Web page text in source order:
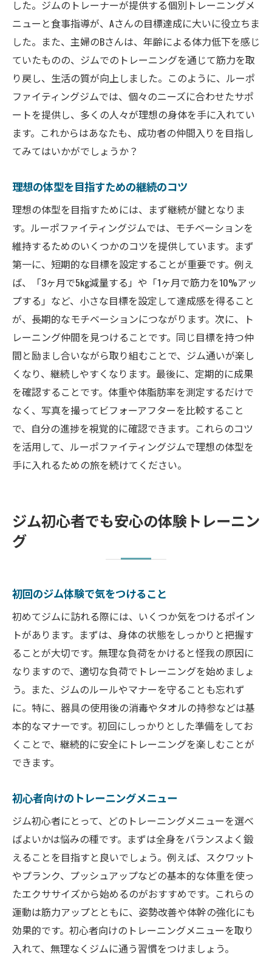
した。ジムのトレーナーが提供する個別トレーニングメ
ニューと食事指導が、Aさんの目標達成に大いに役立ちま
した。また、主婦のBさんは、年齢による体力低下を感じ
ていたものの、ジムでのトレーニングを通じて筋力を取
り戻し、生活の質が向上しました。このように、ルーポ
ファイティングジムでは、個々のニーズに合わせたサポ
ートを提供し、多くの人々が理想の身体を手に入れてい
ます。これからはあなたも、成功者の仲間入りを目指し
てみてはいかがでしょうか？
理想の体型を目指すための継続のコツ
理想の体型を目指すためには、まず継続が鍵となりま
す。ルーポファイティングジムでは、モチベーションを
維持するためのいくつかのコツを提供しています。まず
第一に、短期的な目標を設定することが重要です。例え
ば、「3ヶ月で5kg減量する」や「1ヶ月で筋力を10%アッ
プする」など、小さな目標を設定して達成感を得ること
が、長期的なモチベーションにつながります。次に、ト
レーニング仲間を見つけることです。同じ目標を持つ仲
間と励まし合いながら取り組むことで、ジム通いが楽し
くなり、継続しやすくなります。最後に、定期的に成果
を確認することです。体重や体脂肪率を測定するだけで
なく、写真を撮ってビフォーアフターを比較すること
で、自分の進捗を視覚的に確認できます。これらのコツ
を活用して、ルーポファイティングジムで理想の体型を
手に入れるための旅を続けてください。
ジム初心者でも安心の体験トレーニン
グ
初回のジム体験で気をつけること
初めてジムに訪れる際には、いくつか気をつけるポイン
トがあります。まずは、身体の状態をしっかりと把握す
ることが大切です。無理な負荷をかけると怪我の原因に
なりますので、適切な負荷でトレーニングを始めましょ
う。また、ジムのルールやマナーを守ることも忘れず
に。特に、器具の使用後の消毒やタオルの持参などは基
本的なマナーです。初回にしっかりとした準備をしてお
くことで、継続的に安全にトレーニングを楽しむことが
できます。
初心者向けのトレーニングメニュー
ジム初心者にとって、どのトレーニングメニューを選べ
ばよいかは悩みの種です。まずは全身をバランスよく鍛
えることを目指すと良いでしょう。例えば、スクワット
やプランク、プッシュアップなどの基本的な体重を使っ
たエクササイズから始めるのがおすすめです。これらの
運動は筋力アップとともに、姿勢改善や体幹の強化にも
効果的です。初心者向けのトレーニングメニューを取り
入れて、無理なくジムに通う習慣をつけましょう。